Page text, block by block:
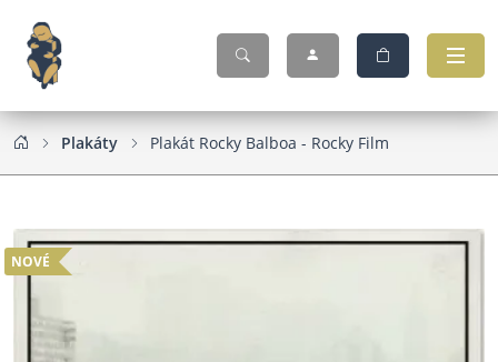
Plakáty Plakát Rocky Balboa - Rocky Film
NOVÉ